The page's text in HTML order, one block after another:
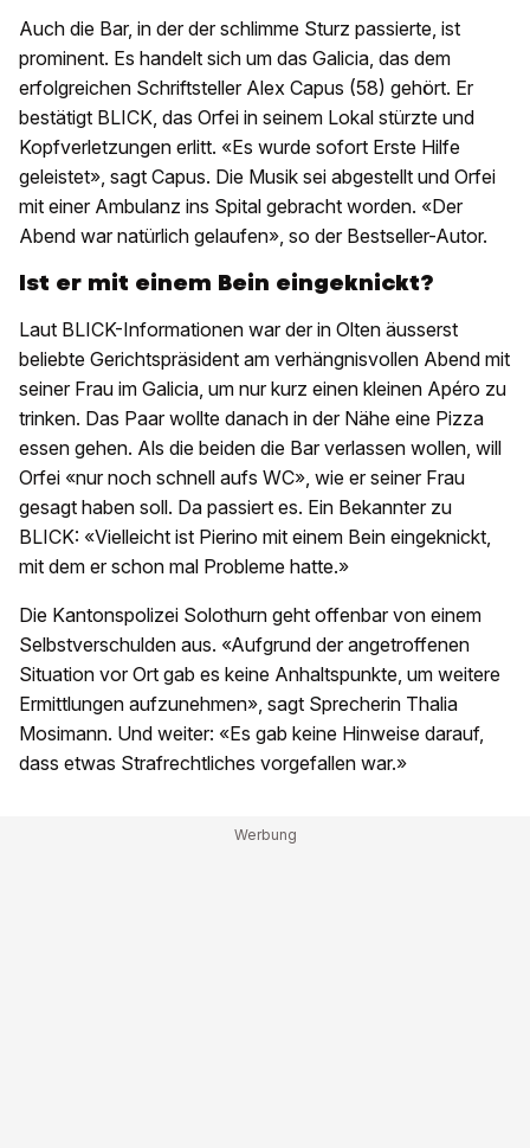
Auch die Bar, in der der schlimme Sturz passierte, ist
prominent. Es handelt sich um das Galicia, das dem
erfolgreichen Schriftsteller Alex Capus (58) gehört. Er
bestätigt BLICK, das Orfei in seinem Lokal stürzte und
Kopfverletzungen erlitt. «Es wurde sofort Erste Hilfe
geleistet», sagt Capus. Die Musik sei abgestellt und Orfei
mit einer Ambulanz ins Spital gebracht worden. «Der
Abend war natürlich gelaufen», so der Bestseller-Autor.
Ist er mit einem Bein eingeknickt?
Laut BLICK-Informationen war der in Olten äusserst
beliebte Gerichtspräsident am verhängnisvollen Abend mit
seiner Frau im Galicia, um nur kurz einen kleinen Apéro zu
trinken. Das Paar wollte danach in der Nähe eine Pizza
essen gehen. Als die beiden die Bar verlassen wollen, will
Orfei «nur noch schnell aufs WC», wie er seiner Frau
gesagt haben soll. Da passiert es. Ein Bekannter zu
BLICK: «Vielleicht ist Pierino mit einem Bein eingeknickt,
mit dem er schon mal Probleme hatte.»
Die Kantonspolizei Solothurn geht offenbar von einem
Selbstverschulden aus. «Aufgrund der angetroffenen
Situation vor Ort gab es keine Anhaltspunkte, um weitere
Ermittlungen aufzunehmen», sagt Sprecherin Thalia
Mosimann. Und weiter: «Es gab keine Hinweise darauf,
dass etwas Strafrechtliches vorgefallen war.»